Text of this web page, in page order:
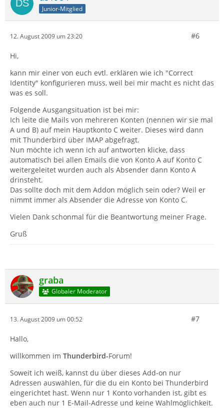
Junior-Mitglied
12. August 2009 um 23:20 #6
Hi,
kann mir einer von euch evtl. erklären wie ich "Correct
Identity" konfigurieren muss, weil bei mir macht es nicht das
was es soll.
Folgende Ausgangsituation ist bei mir:
Ich leite die Mails von mehreren Konten (nennen wir sie mal
A und B) auf mein Hauptkonto C weiter. Dieses wird dann
mit Thunderbird über IMAP abgefragt.
Nun möchte ich wenn ich auf antworten klicke, dass
automatisch bei allen Emails die von Konto A auf Konto C
weitergeleitet wurden auch als Absender dann Konto A
drinsteht.
Das sollte doch mit dem Addon möglich sein oder? Weil er
nimmt immer als Absender die Adresse von Konto C.
Vielen Dank schonmal für die Beantwortung meiner Frage.
Gruß
graba
Globaler Moderator
13. August 2009 um 00:52 #7
Hallo,
willkommen im Thunderbird-Forum!
Soweit ich weiß, kannst du über dieses Add-on nur
Adressen auswählen, für die du ein Konto bei Thunderbird
eingerichtet hast. Wenn nur 1 Konto vorhanden ist, gibt es
eben auch nur 1 E-Mail-Adresse und keine Wahlmöglichkeit.